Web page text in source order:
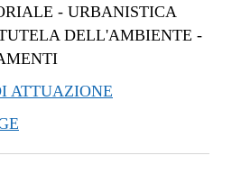
- URBANISTICA
DELL'AMBIENTE -
ATTUAZIONE